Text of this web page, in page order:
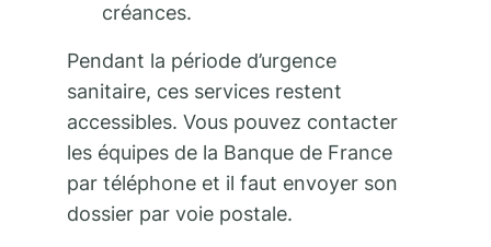
créances.
Pendant la période d’urgence
sanitaire, ces services restent
accessibles. Vous pouvez contacter
les équipes de la Banque de France
par téléphone et il faut envoyer son
dossier par voie postale.